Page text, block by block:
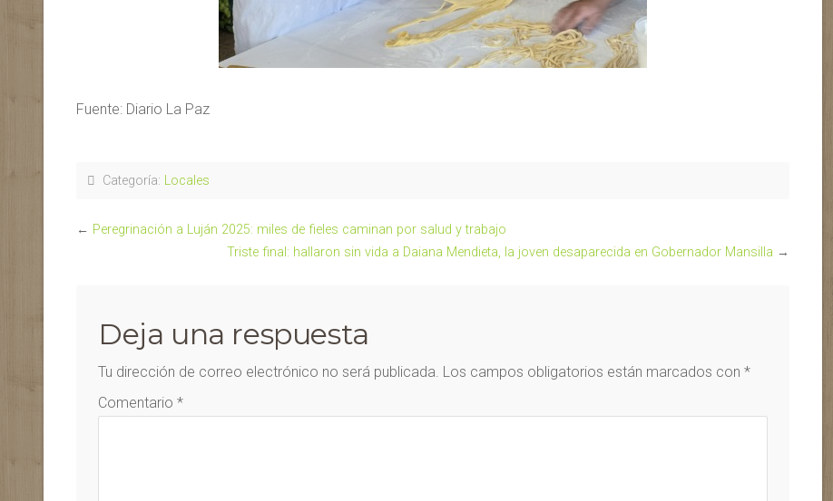
Fuente: Diario La Paz
Categoría: Locales
← Peregrinación a Luján 2025: miles de fieles caminan por salud y trabajo
Triste final: hallaron sin vida a Daiana Mendieta, la joven desaparecida en Gobernador Mansilla →
Deja una respuesta
Tu dirección de correo electrónico no será publicada. Los campos obligatorios están marcados con *
Comentario *